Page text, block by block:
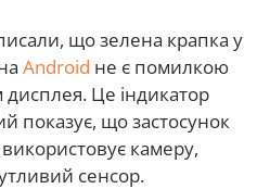
що зелена крапка у
Android не є помилкою
Це індикатор
показує, що застосунок
камеру,
сенсор.